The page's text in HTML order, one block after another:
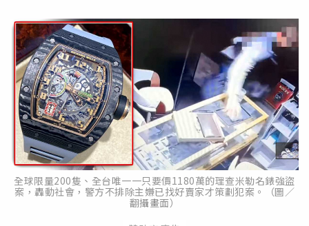
全球限量200隻、全台唯一一只要價1180萬的理查米勒名錶強盜
案，轟動社會，警方不排除主嫌已找好賣家才策劃犯案。（圖／
翻攝畫面）